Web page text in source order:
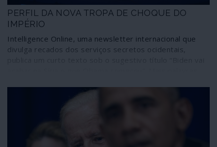
PERFIL DA NOVA TROPA DE CHOQUE DO
IMPÉRIO
Intelligence Online, uma newsletter internacional que
divulga recados dos serviços secretos ocidentais,
palavras de um programa de governo. Ilusões para que